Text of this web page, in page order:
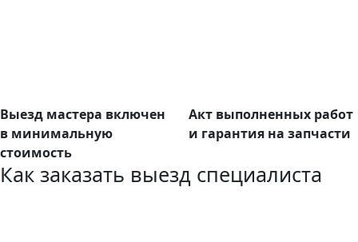
Выезд мастера включен
в минимальную
стоимость
Акт выполненных работ
и гарантия на запчасти
Как заказать выезд специалиста